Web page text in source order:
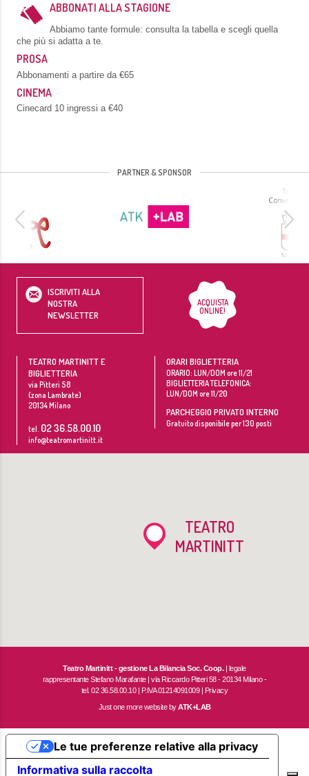
ABBONATI ALLA STAGIONE
Abbiamo tante formule: consulta la tabella e scegli quella
che più si adatta a te.
PROSA
Abbonamenti a partire da €65
CINEMA
Cinecard 10 ingressi a €40
PARTNER & SPONSOR
ISCRIVITI ALLA
NOSTRA
NEWSLETTER
ACQUISTA
ONLINE!
TEATRO MARTINITT E
BIGLIETTERIA
via Pitteri 58
(zona Lambrate)
20134Milano
tel. 02 36.58.00.10
info@teatromartinitt.it
ORARI BIGLIETTERIA
ORARIO: LUN/DOM ore 11/21
BIGLIETTERIA TELEFONICA:
LUN/DOM ore 11/20
PARCHEGGIO PRIVATO INTERNO
Gratuito disponibile per 130 posti
TEATRO
MARTINITT
Teatro Martinitt - gestione La Bilancia Soc. Coop.| legale
rappresentante Stefano Marafante | via Riccardo Pitteri 58 - 20134 Milano -
tel. 02 36.58.00.10 | P.IVA 01214091009 | Privacy
Just one more website byATK+LAB
Informativa sulla raccolta
Le tue preferenze relative alla privacy